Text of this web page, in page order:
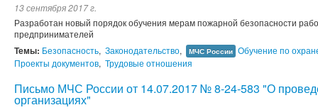
13 сентября 2017 г.
Разработан новый порядок обучения мерам пожарной безопасности
предпринимателей
Темы: Безопасность, Законодательство, МЧС России Обучение по
Проекты документов, Трудовые отношения
Письмо МЧС России от 14.07.2017 № 8-24-583 "О
организациях"